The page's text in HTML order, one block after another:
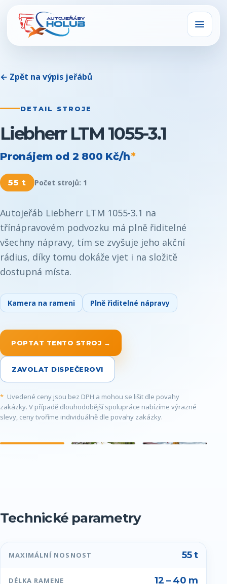
← Zpět na výpis jeřábů
DETAIL STROJE
Liebherr LTM 1055-3.1
Pronájem od 2 800 Kč/h*
55 t Počet strojů: 1
Autojeřáb Liebherr LTM 1055-3.1 na
třínápravovém podvozku má plně řiditelné
všechny nápravy, tím se zvyšuje jeho akční
rádius, díky tomu dokáže vjet i na složitě
dostupná místa.
Kamera na rameni Plně řiditelné nápravy
POPTAT TENTO STROJ →
ZAVOLAT DISPEČEROVI
* Uvedené ceny jsou bez DPH a mohou se lišit dle povahy
zakázky. V případě dlouhodobější spolupráce nabízíme výrazné
slevy, ceny tvoříme individuálně dle povahy zakázky.
Technické parametry
MAXIMÁLNÍ NOSNOST 55 t
DÉLKA RAMENE 12 – 40 m